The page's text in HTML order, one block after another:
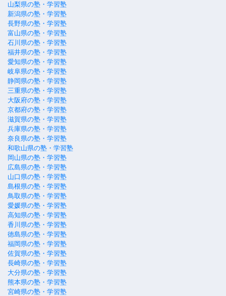
山梨県の塾・学習塾
新潟県の塾・学習塾
長野県の塾・学習塾
富山県の塾・学習塾
石川県の塾・学習塾
福井県の塾・学習塾
愛知県の塾・学習塾
岐阜県の塾・学習塾
静岡県の塾・学習塾
三重県の塾・学習塾
大阪府の塾・学習塾
京都府の塾・学習塾
滋賀県の塾・学習塾
兵庫県の塾・学習塾
奈良県の塾・学習塾
和歌山県の塾・学習塾
岡山県の塾・学習塾
広島県の塾・学習塾
山口県の塾・学習塾
島根県の塾・学習塾
鳥取県の塾・学習塾
愛媛県の塾・学習塾
高知県の塾・学習塾
香川県の塾・学習塾
徳島県の塾・学習塾
福岡県の塾・学習塾
佐賀県の塾・学習塾
長崎県の塾・学習塾
大分県の塾・学習塾
熊本県の塾・学習塾
宮崎県の塾・学習塾